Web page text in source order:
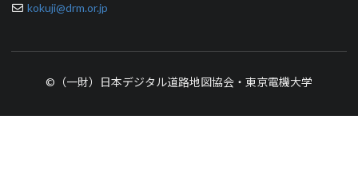
kokuji@drm.or.jp
©（一財）日本デジタル道路地図協会・東京電機大学